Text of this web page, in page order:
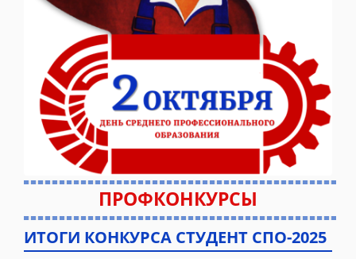
ПРОФКОНКУРСЫ
ИТОГИ КОНКУРСА СТУДЕНТ СПО-2025